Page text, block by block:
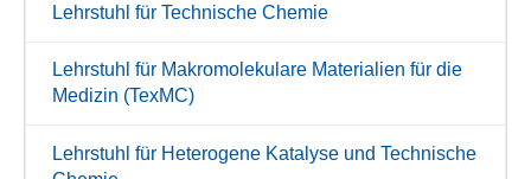
Lehrstuhl für Technische Chemie
Lehrstuhl für Makromolekulare Materialien für die
Medizin (TexMC)
Lehrstuhl für Heterogene Katalyse und Technische